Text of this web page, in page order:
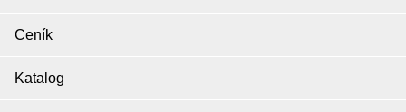
Ceník
Katalog